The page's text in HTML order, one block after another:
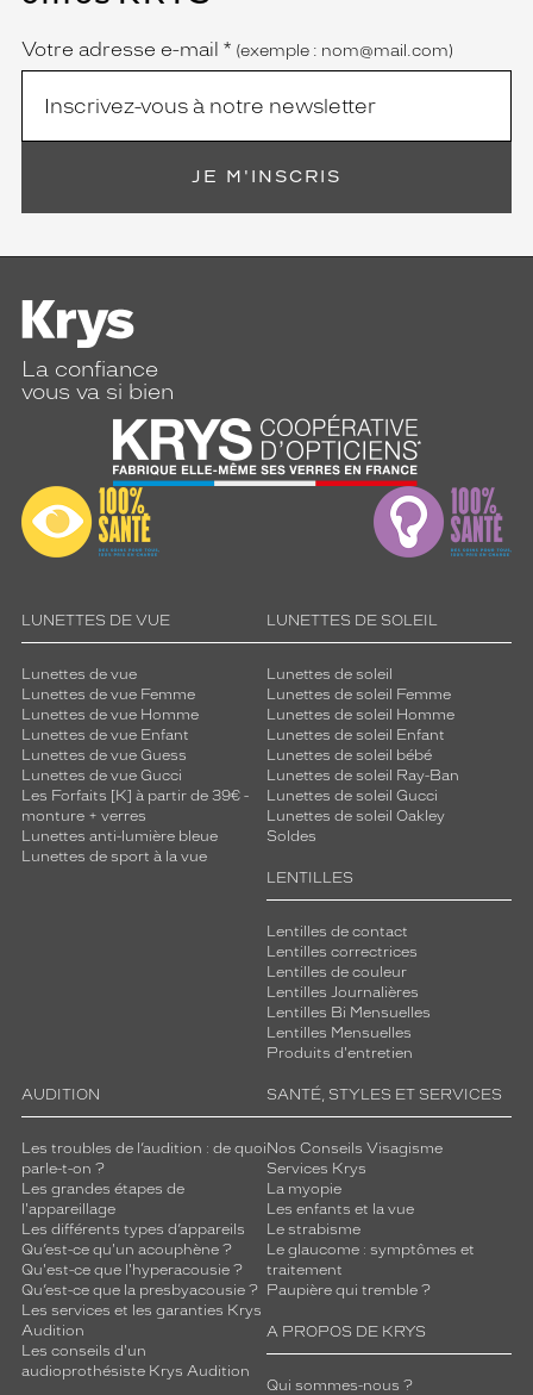
Votre adresse e-mail *
obligatoire)
(exemple : nom@mail.com)
JE M'INSCRIS
La confiance
vous va si bien
LUNETTES DE VUE
Lunettes de vue
Lunettes de vue Femme
Lunettes de vue Homme
Lunettes de vue Enfant
Lunettes de vue Guess
Lunettes de vue Gucci
Les Forfaits [K] à partir de 39€ -
monture + verres
Lunettes anti-lumière bleue
Lunettes de sport à la vue
LUNETTES DE SOLEIL
Lunettes de soleil
Lunettes de soleil Femme
Lunettes de soleil Homme
Lunettes de soleil Enfant
Lunettes de soleil bébé
Lunettes de soleil Ray-Ban
Lunettes de soleil Gucci
Lunettes de soleil Oakley
Soldes
LENTILLES
Lentilles de contact
Lentilles correctrices
Lentilles de couleur
Lentilles Journalières
Lentilles Bi Mensuelles
Lentilles Mensuelles
Produits d'entretien
AUDITION
Les troubles de l’audition : de quoi
parle-t-on ?
Les grandes étapes de
l'appareillage
Les différents types d’appareils
Qu’est-ce qu'un acouphène ?
Qu'est-ce que l'hyperacousie ?
Qu’est-ce que la presbyacousie ?
Les services et les garanties Krys
Audition
Les conseils d'un
audioprothésiste Krys Audition
SANTÉ, STYLES ET SERVICES
Nos Conseils Visagisme
Services Krys
La myopie
Les enfants et la vue
Le strabisme
Le glaucome : symptômes et
traitement
Paupière qui tremble ?
A PROPOS DE KRYS
Qui sommes-nous ?